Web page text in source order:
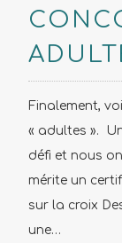
Finalement,
« adultes ».
défi et nous
mérite un
sur la croix
une…